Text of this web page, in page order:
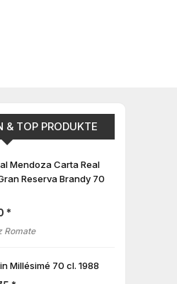
& TOP PRODUKTE
Mendoza Carta Real
Reserva Brandy 70
Romate
Millésimé 70 cl. 1988